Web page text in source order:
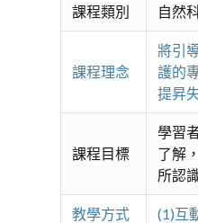
課程類別 自然
課程理念
將引
護的
提昇
課程目標
學習
了解
所認
教學方式 (1)互